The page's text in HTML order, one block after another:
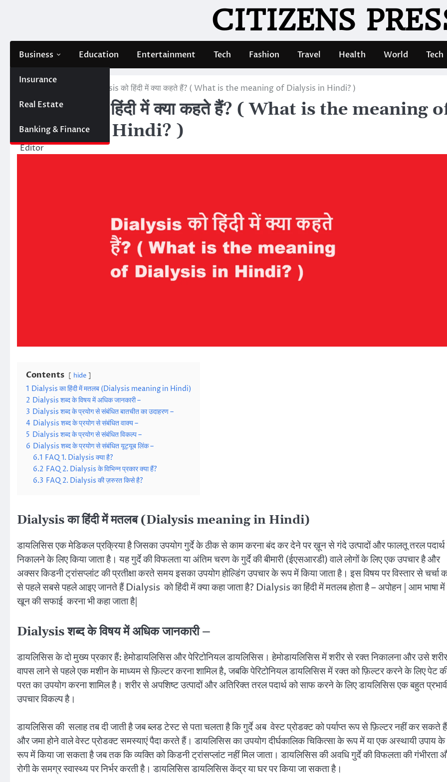
CITIZENS
Business
Insurance
Real Estate
Banking & Finance
Education Entertainment Tech Fashion Travel Health World Tech
Dialysis को हिंदी में क्या कहते हैं? ( What is the meaning of Dialysis in Hindi? )
Dialysis को हिंदी में क्या कहते हैं? ( What is the meaning
Dialysis in Hindi? )
Editor
Contents hide
1 Dialysis का हिंदी में मतलब (Dialysis meaning in Hindi)
2 Dialysis शब्द के विषय में अधिक जानकारी –
3 Dialysis शब्द के प्रयोग से संबंधित बातचीत का उदाहरण –
4 Dialysis शब्द के प्रयोग से संबंधित वाक्य –
5 Dialysis शब्द के प्रयोग से संबंधित विकल्प –
6 Dialysis शब्द के प्रयोग से संबंधित यूट्यूब लिंक –
6.1 FAQ 1. Dialysis क्या है?
6.2 FAQ 2. Dialysis के विभिन्न प्रकार क्या हैं?
6.3 FAQ 2. Dialysis की ज़रुरत किसे है?
Dialysis का हिंदी में मतलब (Dialysis meaning in Hindi)
डायलिसिस एक मेडिकल प्रक्रिया है जिसका उपयोग गुर्दे के ठीक से काम करना बंद कर देने पर ख़ून से गंदे उत्पादों और फालतू तरल पदार्थ
निकालने के लिए किया जाता है। यह गुर्दे की विफलता या अंतिम चरण के गुर्दे की बीमारी (ईएसआरडी) वाले लोगों के लिए एक उपचार है और
अक्सर किडनी ट्रांसप्लांट की प्रतीक्षा करते समय इसका उपयोग होल्डिंग उपचार के रूप में किया जाता है। इस विषय पर विस्तार से चर्चा
से पहले सबसे पहले आइए जानते हैं Dialysis को हिंदी में क्या कहा जाता है? Dialysis का हिंदी में मतलब होता है – अपोहन | आम भाषा
खून की सफाई करना भी कहा जाता है|
Dialysis शब्द के विषय में अधिक जानकारी –
डायलिसिस के दो मुख्य प्रकार हैं: हेमोडायलिसिस और पेरिटोनियल डायलिसिस। हेमोडायलिसिस में शरीर से रक्त निकालना और उसे
वापस लाने से पहले एक मशीन के माध्यम से फ़िल्टर करना शामिल है, जबकि पेरिटोनियल डायलिसिस में रक्त को फ़िल्टर करने के लिए पेट
परत का उपयोग करना शामिल है। शरीर से अपशिष्ट उत्पादों और अतिरिक्त तरल पदार्थ को साफ करने के लिए डायलिसिस एक बहुत
उपचार विकल्प है।
डायलिसिस की सलाह तब दी जाती है जब ब्लड टेस्ट से पता चलता है कि गुर्दे अब वेस्ट प्रोडक्ट को पर्याप्त रूप से फ़िल्टर नहीं कर सकते हैं
और जमा होने वाले वेस्ट प्रोडक्ट समस्याएं पैदा करते हैं। डायलिसिस का उपयोग दीर्घकालिक चिकित्सा के रूप में या एक अस्थायी उपाय के
रूप में किया जा सकता है जब तक कि व्यक्ति को किडनी ट्रांसप्लांट नहीं मिल जाता। डायलिसिस की अवधि गुर्दे की विफलता की गंभीरता
रोगी के समग्र स्वास्थ्य पर निर्भर करती है। डायलिसिस डायलिसिस केंद्र या घर पर किया जा सकता है।